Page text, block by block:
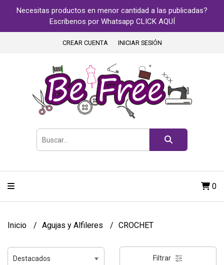
Necesitas productos en menor cantidad a las publicadas?
Escríbenos por Whatsapp CLICK AQUÍ
CREAR CUENTA INICIAR SESIÓN
0
Inicio Agujas y Alfileres CROCHET
Filtrar